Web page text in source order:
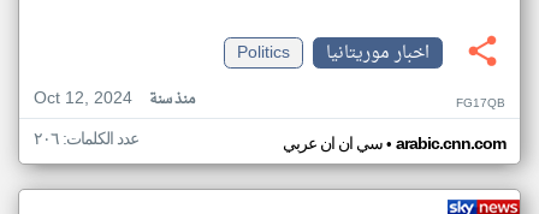
اخبار موريتانيا
Politics
Oct 12, 2024
منذ سنة FG17QB
سي ان ان عربي• arabic.cnn.com عدد الكلمات: ٢٠٦